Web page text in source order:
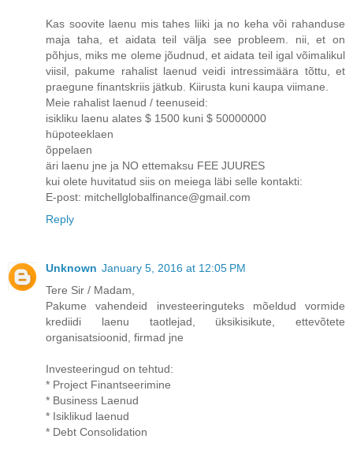
Kas soovite laenu mis tahes liiki ja no keha või rahanduse
maja taha, et aidata teil välja see probleem. nii, et on
põhjus, miks me oleme jõudnud, et aidata teil igal võimalikul
viisil, pakume rahalist laenud veidi intressimäära tõttu, et
praegune finantskriis jätkub. Kiirusta kuni kaupa viimane.
Meie rahalist laenud / teenuseid:
isikliku laenu alates $ 1500 kuni $ 50000000
hüpoteeklaen
õppelaen
äri laenu jne ja NO ettemaksu FEE JUURES
kui olete huvitatud siis on meiega läbi selle kontakti:
E-post: mitchellglobalfinance@gmail.com
Reply
Unknown January 5, 2016 at 12:05 PM
Tere Sir / Madam,
Pakume vahendeid investeeringuteks mõeldud vormide
krediidi laenu taotlejad, üksikisikute, ettevõtete
organisatsioonid, firmad jne
Investeeringud on tehtud:
* Project Finantseerimine
* Business Laenud
* Isiklikud laenud
* Debt Consolidation